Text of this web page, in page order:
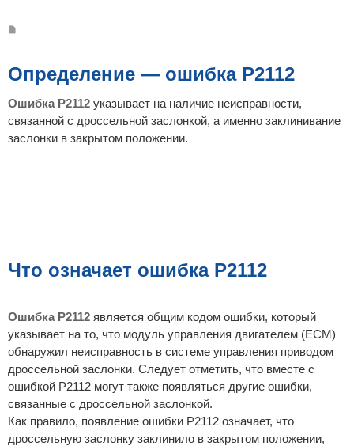
щ
е
е
Определение — ошибка P2112
Ошибка P2112 указывает на наличие неисправности,
связанной с дроссельной заслонкой, а именно заклинивание
заслонки в закрытом положении.
Что означает ошибка P2112
Ошибка P2112 является общим кодом ошибки, который
указывает на то, что модуль управления двигателем (ECM)
обнаружил неисправность в системе управления приводом
дроссельной заслонки. Следует отметить, что вместе с
ошибкой P2112 могут также появляться другие ошибки,
связанные с дроссельной заслонкой.
Как правило, появление ошибки P2112 означает, что
дроссельную заслонку заклинило в закрытом положении,